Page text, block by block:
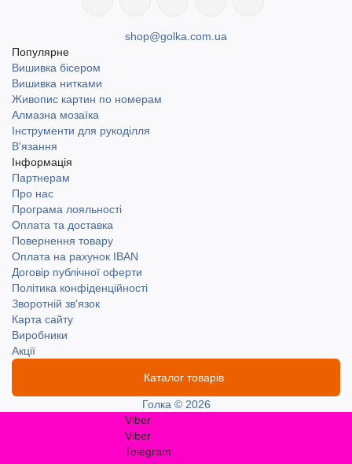
shop@golka.com.ua
Популярне
Вишивка бісером
Вишивка нитками
Живопис картин по номерам
Алмазна мозаїка
Інструменти для рукоділля
В'язання
Інформація
Партнерам
Про нас
Програма лояльності
Оплата та доставка
Повернення товару
Оплата на рахунок IBAN
Договір публічної оферти
Політика конфіденційності
Зворотній зв'язок
Карта сайту
Виробники
Акції
Каталог товарів
Голка © 2026
Viber
Viber
Telegram